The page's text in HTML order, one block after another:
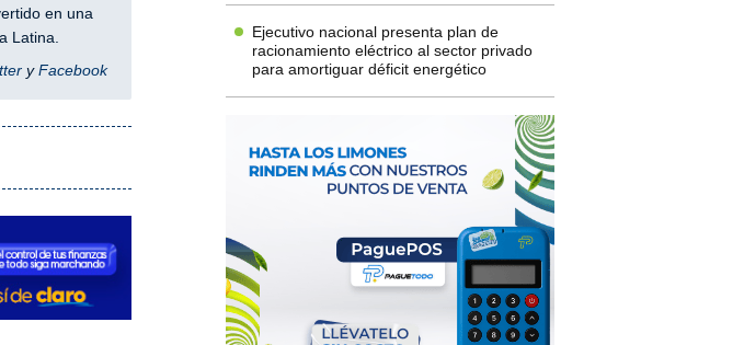
en una
Latina.
yFacebook
Ejecutivo nacional presenta plan de
racionamiento eléctrico al sector privado
para amortiguar déficit energético